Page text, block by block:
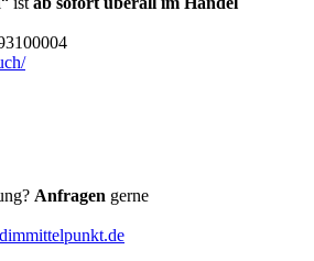
Anfragen gerne